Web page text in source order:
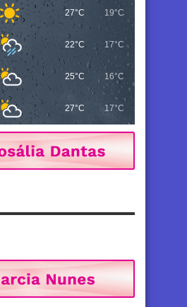
27°C 19°C
22°C 17°C
25°C 16°C
27°C 17°C